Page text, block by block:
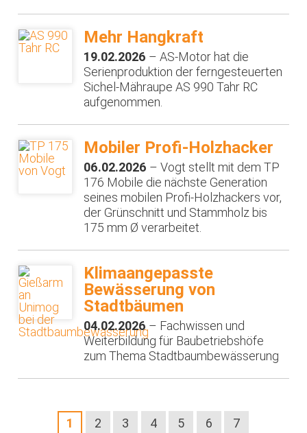
Mehr Hangkraft
19.02.2026 – AS-Motor hat die
Serienproduktion der ferngesteuerten
Sichel-Mähraupe AS 990 Tahr RC
aufgenommen.
Mobiler Profi-Holzhacker
06.02.2026 – Vogt stellt mit dem TP
176 Mobile die nächste Generation
seines mobilen Profi-Holzhackers vor,
der Grünschnitt und Stammholz bis
175 mm Ø verarbeitet.
Klimaangepasste
Bewässerung von
Stadtbäumen
04.02.2026– Fachwissen und
Weiterbildung für Baubetriebshöfe
zum Thema Stadtbaumbewässerung
1 2 3 4 5 6 7